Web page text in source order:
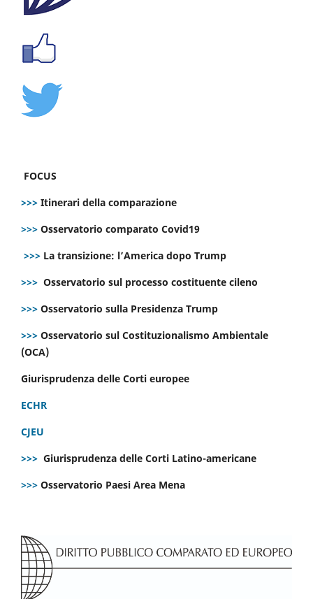
FOCUS
>>> Itinerari della comparazione
>>> Osservatorio comparato Covid19
>>> La transizione: l’America dopo Trump
>>> Osservatorio sul processo costituente cileno
>>> Osservatorio sulla Presidenza Trump
>>> Osservatorio sul Costituzionalismo Ambientale
(OCA)
Giurisprudenza delle Corti europee
ECHR
CJEU
>>> Giurisprudenza delle Corti Latino-americane
>>> Osservatorio Paesi Area Mena